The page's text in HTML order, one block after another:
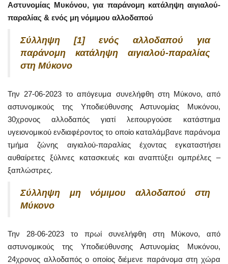
Αστυνομίας Μυκόνου, για παράνομη κατάληψη αιγιαλού-
παραλίας & ενός μη νόμιμου αλλοδαπού
Σύλληψη [1] ενός αλλοδαπού για
παράνομη κατάληψη αιγιαλού-παραλίας
στη Μύκονο
Την 27-06-2023 το απόγευμα συνελήφθη στη Μύκονο, από
αστυνομικούς της Υποδιεύθυνσης Αστυνομίας Μυκόνου,
30χρονος αλλοδαπός γιατί λειτουργούσε κατάστημα
υγειονομικού ενδιαφέροντος το οποίο καταλάμβανε παράνομα
τμήμα ζώνης αιγιαλού-παραλίας έχοντας εγκαταστήσει
αυθαίρετες ξύλινες κατασκευές και αναπτύξει ομπρέλες –
ξαπλώστρες.
Σύλληψη μη νόμιμου αλλοδαπού στη
Μύκονο
Την 28-06-2023 το πρωί συνελήφθη στη Μύκονο, από
αστυνομικούς της Υποδιεύθυνσης Αστυνομίας Μυκόνου,
24χρονος αλλοδαπός ο οποίος διέμενε παράνομα στη χώρα